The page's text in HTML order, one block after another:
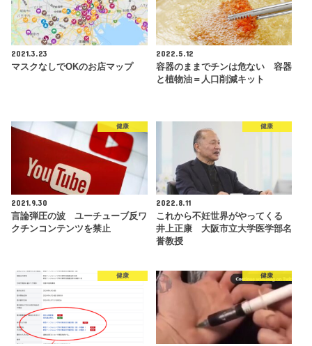
2021.3.23
マスクなしでOKのお店マップ
2022.5.12
容器のままでチンは危ない 容器
と植物油＝人口削減キット
健康
2021.9.30
言論弾圧の波 ユーチューブ反ワ
クチンコンテンツを禁止
健康
2022.8.11
これから不妊世界がやってくる
井上正康 大阪市立大学医学部名
誉教授
健康 健康